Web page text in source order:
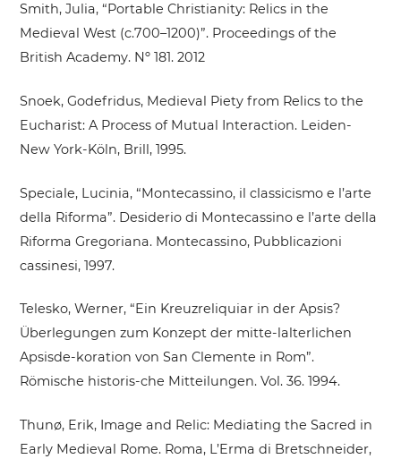
Smith, Julia, “Portable Christianity: Relics in the
Medieval West (c.700–1200)”. Proceedings of the
British Academy. Nº 181. 2012
Snoek, Godefridus, Medieval Piety from Relics to the
Eucharist: A Process of Mutual Interaction. Leiden-
New York-Köln, Brill, 1995.
Speciale, Lucinia, “Montecassino, il classicismo e l’arte
della Riforma”. Desiderio di Montecassino e l’arte della
Riforma Gregoriana. Montecassino, Pubblicazioni
cassinesi, 1997.
Telesko, Werner, “Ein Kreuzreliquiar in der Apsis?
Überlegungen zum Konzept der mitte-lalterlichen
Apsisde-koration von San Clemente in Rom”.
Römische historis-che Mitteilungen. Vol. 36. 1994.
Thunø, Erik, Image and Relic: Mediating the Sacred in
Early Medieval Rome. Roma, L’Erma di Bretschneider,